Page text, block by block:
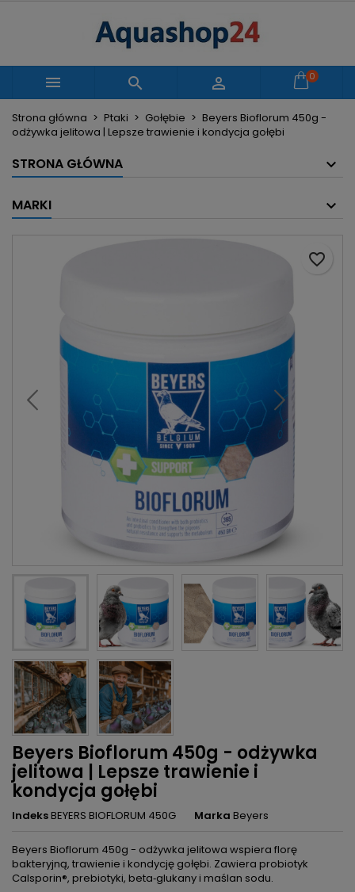
   0
Strona główna Ptaki Gołębie
Beyers Bioflorum 450g -
odżywka jelitowa | Lepsze trawienie i kondycja gołębi
STRONA GŁÓWNA
MARKI
Beyers Bioflorum 450g - odżywka
jelitowa | Lepsze trawienie i
kondycja gołębi
IndeksBEYERS BIOFLORUM 450G Marka Beyers
Beyers Bioflorum 450g - odżywka jelitowa wspiera florę
bakteryjną, trawienie i kondycję gołębi. Zawiera probiotyk
Calsporin®, prebiotyki, beta‑glukany i maślan sodu.
favorite_border
Moje listy życzeń
add_circle_outline Utwórz nową listę
Utwórz listę życzeń
Nazwa listy życzeń
Zaloguj się
Musisz być zalogowany by zapisać produkty na
swojej liście życzeń.
Anuluj Zaloguj się